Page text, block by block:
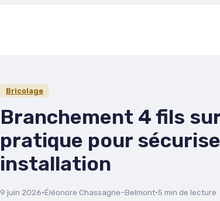
Bricolage
Branchement 4 fils
pratique pour
installation
9 juin 2026·Éléonore Chassagne-Belmont·5 min de lecture